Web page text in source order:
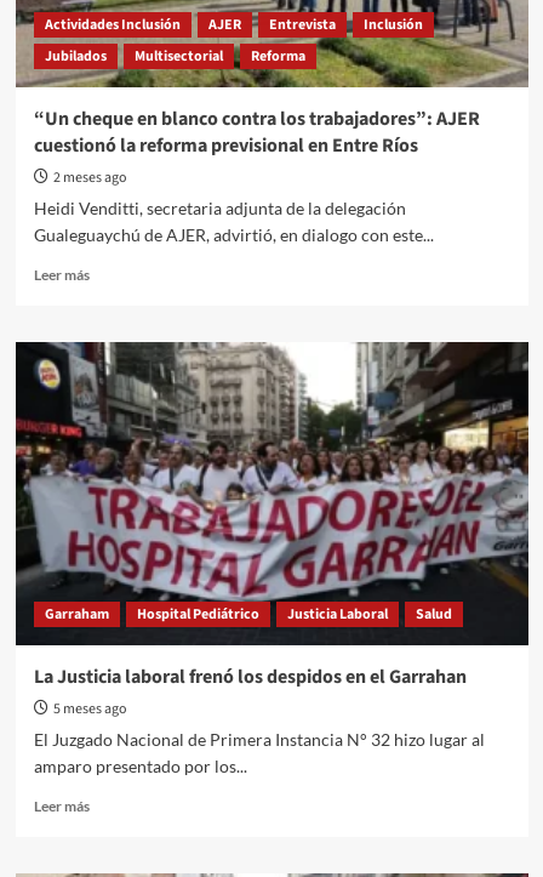
patronal
en
Granja
Tres
Actividades Inclusión AJER Entrevista
Inclusión
Jubilados
Multisectorial Reforma
“Un cheque en blanco contra los trabajadores”: AJER
cuestionó la reforma previsional en Entre Ríos
2 meses ago
Heidi Venditti, secretaria adjunta de la delegación
Gualeguaychú de AJER, advirtió, en dialogo con este...
Leer másRead
“Un
cheque
en
blanco
contra
los
trabajadores”:
AJER
cuestionó
la
reforma
previsional
en
Garraham Hospital Pediátrico Justicia Laboral Salud
La Justicia laboral frenó los despidos en el Garrahan
5 meses ago
El Juzgado Nacional de Primera Instancia N° 32 hizo lugar al
amparo presentado por los...
Leer másRead
La